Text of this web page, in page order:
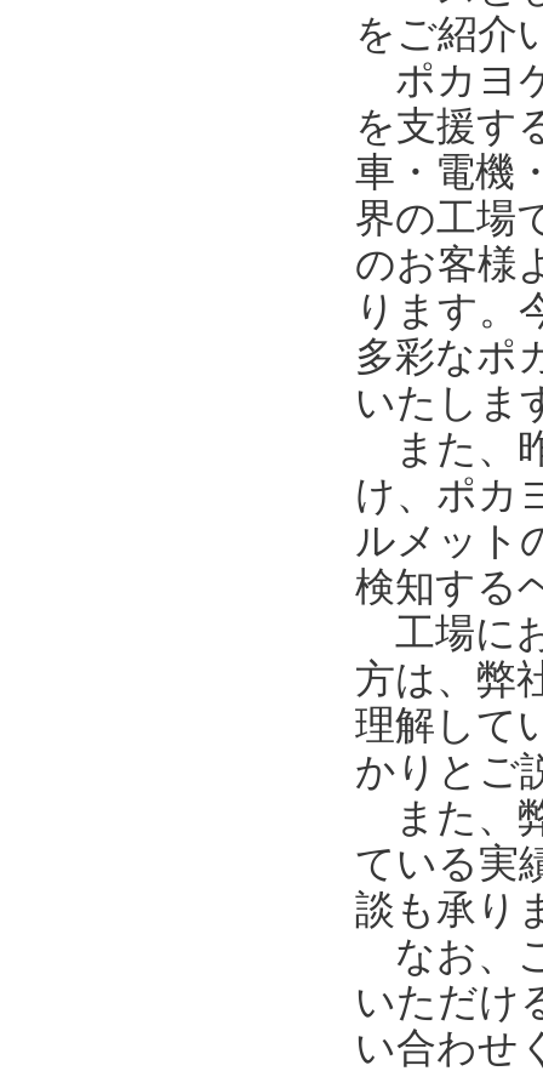
をご紹介
ポカヨ
を支援す
車・電機
界の工場
のお客様
ります。
多彩なポ
いたしま
また、
け、ポカ
ルメット
検知する
工場に
方は、弊
理解して
かりとご
また、
ている実
談も承り
なお、
いただけ
い合わせ